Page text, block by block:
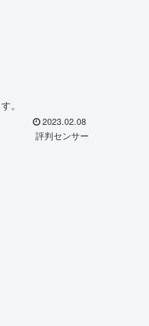
。
2023.02.08
評判センサー